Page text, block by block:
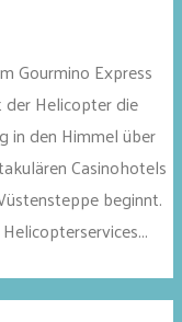
Gourmino Express
Helicopter die
in den Himmel über
Casinohotels
beginnt.